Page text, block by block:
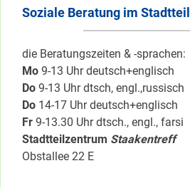
Soziale Beratung im Stadtteil
die Beratungszeiten & -sprachen:
Mo 9-13 Uhr deutsch+englisch
Do 9-13 Uhr dtsch, engl.,russisch
Do 14-17 Uhr deutsch+englisch
Fr 9-13.30 Uhr dtsch., engl., farsi
Stadtteilzentrum Staakentreff
Obstallee 22 E